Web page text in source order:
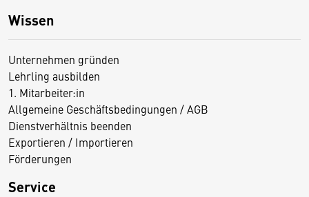
Wissen
Unternehmen gründen
Lehrling ausbilden
1. Mitarbeiter:in
Allgemeine Geschäftsbedingungen / AGB
Dienstverhältnis beenden
Exportieren / Importieren
Förderungen
Service